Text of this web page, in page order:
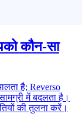
कौन-सा
है; Reverso
में बदलता है।
की तुलना करें।